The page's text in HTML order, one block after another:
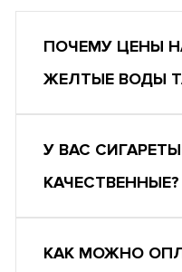
ПОЧЕМУ ЦЕНЫ
ЖЕЛТЫЕ ВОДЫ
У ВАС
КАЧЕСТВЕННЫЕ?
КАК МОЖНО